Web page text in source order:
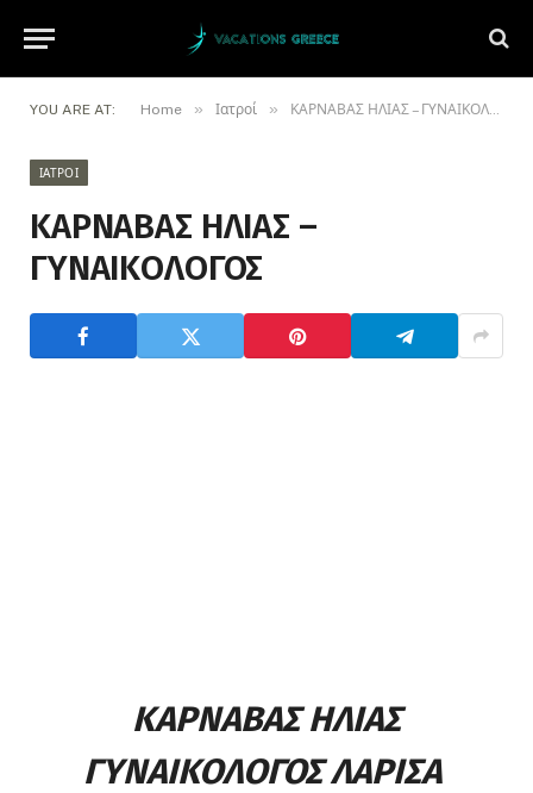
YOU ARE AT: Home » Ιατροί » ΚΑΡΝΑΒΑΣ ΗΛΙΑΣ – ΓΥΝΑΙΚΟΛΟΓΟΣ
ΙΑΤΡΟΊ
ΚΑΡΝΑΒΑΣ ΗΛΙΑΣ –
ΓΥΝΑΙΚΟΛΟΓΟΣ
ΚΑΡΝΑΒΑΣ ΗΛΙΑΣ
ΓΥΝΑΙΚΟΛΟΓΟΣ ΛΑΡΙΣΑ